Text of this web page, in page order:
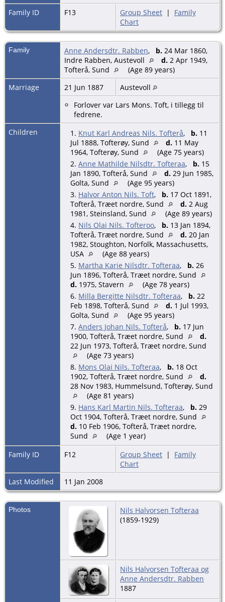
Family ID
F13 Group Sheet | Family
Chart
Family Anne Andersdtr. Rabben, b. 24 Mar 1860,
Indre Rabben, Austevoll
d. 2 Apr 1949,
Tofterå, Sund
(Age 89 years)
Marriage
21 Jun 1887
Austevoll
Forlover var Lars Mons. Toft, i tillegg til
fedrene.
Children
1. Knut Karl Andreas Nils. Tofterå, b. 11
Jul 1888, Tofterøy, Sund
d. 11 May
1964, Tofterøy, Sund
(Age 75 years)
2. Anne Mathilde Nilsdtr. Tofteraa, b. 15
Jan 1890, Tofterå, Sund
d. 29 Jun 1985,
Golta, Sund
(Age 95 years)
3. Halvor Anton Nils. Toft, b. 17 Oct 1891,
Tofterå, Træet nordre, Sund
d. 2 Aug
1981, Steinsland, Sund
(Age 89 years)
4. Nils Olai Nils. Tofteroo, b. 13 Jan 1894,
Tofterå, Træet nordre, Sund
d. 20 Jan
1982, Stoughton, Norfolk, Massachusetts,
USA
(Age 88 years)
5. Martha Karie Nilsdtr. Tofteraa, b. 26
Jun 1896, Tofterå, Træet nordre, Sund
d. 1975, Stavern
(Age 78 years)
6. Milla Bergitte Nilsdtr. Tofteraa, b. 22
Feb 1898, Tofterå, Sund
d. 1 Jul 1993,
Golta, Sund
(Age 95 years)
7. Anders Johan Nils. Tofterå, b. 17 Jun
1900, Tofterå, Træet nordre, Sund
d.
22 Jun 1973, Tofterå, Træet nordre, Sund
(Age 73 years)
8. Mons Olai Nils. Tofteraa, b. 18 Oct
1902, Tofterå, Træet nordre, Sund
d.
28 Nov 1983, Hummelsund, Tofterøy, Sund
(Age 81 years)
9. Hans Karl Martin Nils. Tofteraa, b. 29
Oct 1904, Tofterå, Træet nordre, Sund
d. 10 Feb 1906, Tofterå, Træet nordre,
Sund
(Age 1 year)
Family ID
F12 Group Sheet | Family
Chart
Last Modified
11 Jan 2008
Photos
Nils Halvorsen Tofteraa
(1859-1929)
Nils Halvorsen Tofteraa og
Anne Andersdtr. Rabben
1887